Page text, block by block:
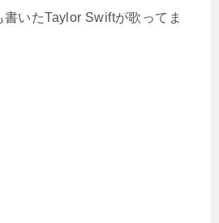
いたTaylor Swiftが歌ってま